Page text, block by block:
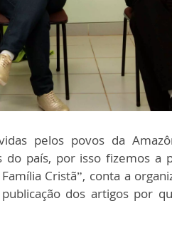
pelos povos da
do país, por isso fizemos a
Cristã”, conta a
dos artigos por